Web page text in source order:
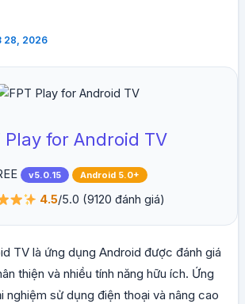
28, 2026
Play for Android TV
v5.0.15 Android 5.0+
4.5/5.0 (9120 đánh giá)
TV là ứng dụng Android được đánh giá
thiện và nhiều tính năng hữu ích. Ứng
nghiệm sử dụng điện thoại và nâng cao